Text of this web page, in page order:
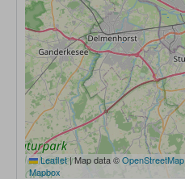
Leaflet|Map data ©OpenStreetMap
Mapbox